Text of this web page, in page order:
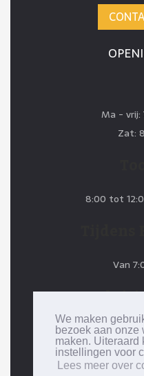
We maken
bezoek aan onze
maken. Uiteraard
instellingen voor
Lees meer over
Ma -
Zat:
8:00 tot
Van
Maandag
Dinsdag